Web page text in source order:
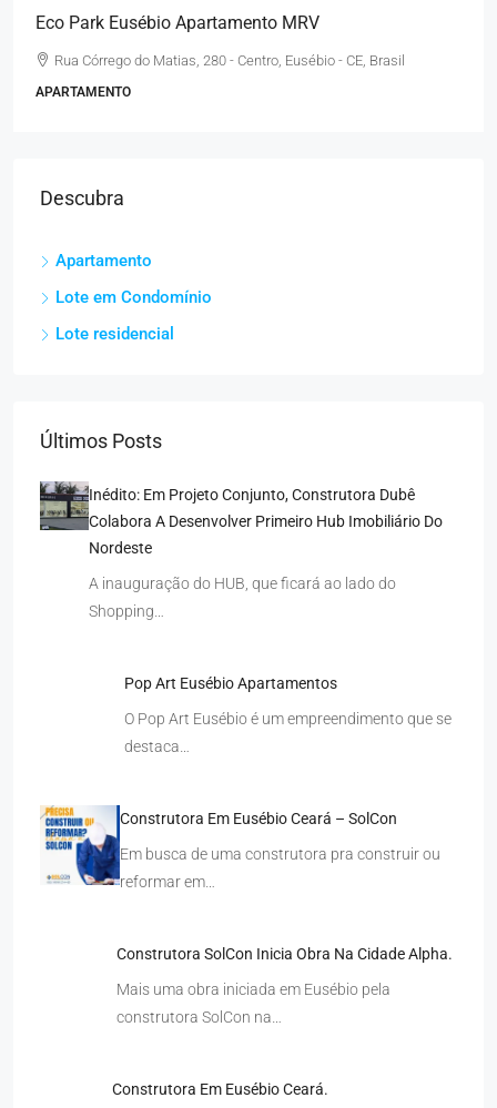
Eco Park Eusébio Apartamento MRV
Rua Córrego do Matias, 280 - Centro, Eusébio - CE, Brasil
APARTAMENTO
Descubra
Apartamento
Lote em Condomínio
Lote residencial
Últimos Posts
Inédito: Em Projeto Conjunto, Construtora Dubê
Colabora A Desenvolver Primeiro Hub Imobiliário Do
Nordeste
A inauguração do HUB, que ficará ao lado do
Shopping…
Pop Art Eusébio Apartamentos
O Pop Art Eusébio é um empreendimento que se
destaca…
Construtora Em Eusébio Ceará – SolCon
Em busca de uma construtora pra construir ou
reformar em…
Construtora SolCon Inicia Obra Na Cidade Alpha.
Mais uma obra iniciada em Eusébio pela
construtora SolCon na…
Construtora Em Eusébio Ceará.